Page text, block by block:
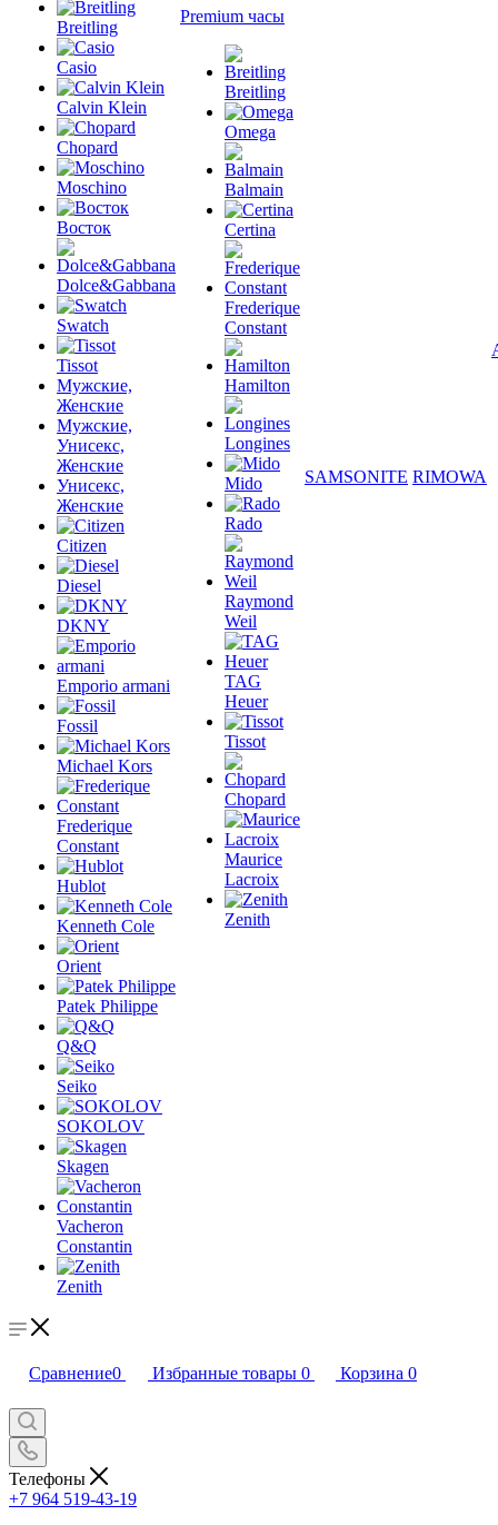
Breitling
Casio
Calvin Klein
Chopard
Moschino
Восток
Dolce&Gabbana
Swatch
Tissot
Мужские,
Женские
Мужские,
Унисекс,
Женские
Унисекс,
Женские
Citizen
Diesel
DKNY
Emporio armani
Fossil
Michael Kors
Frederique
Constant
Hublot
Kenneth Cole
Orient
Patek Philippe
Q&Q
Seiko
SOKOLOV
Skagen
Vacheron
Constantin
Zenith
Premium часы
Breitling
Omega
Balmain
Certina
Frederique
Constant
Hamilton
Longines
Mido
Rado
Raymond
Weil
TAG
Heuer
Tissot
Chopard
Maurice
Lacroix
Zenith
SAMSONITE RIMOWA
Сравнение0 Избранные товары 0 Корзина 0
Телефоны
+7 964 519-43-19